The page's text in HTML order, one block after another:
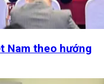
Nam theo hướng